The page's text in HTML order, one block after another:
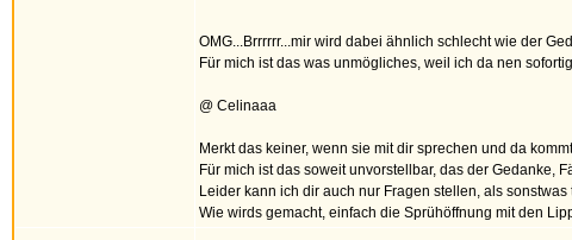
OMG...Brrrrrr...mir wird dabei ähnlich schlecht wie der
Für mich ist das was unmögliches, weil ich da nen
@ Celinaaa
Merkt das keiner, wenn sie mit dir sprechen und da
Für mich ist das soweit unvorstellbar, das der Gedanke,
Leider kann ich dir auch nur Fragen stellen, als
Wie wirds gemacht, einfach die Sprühöffnung mit den